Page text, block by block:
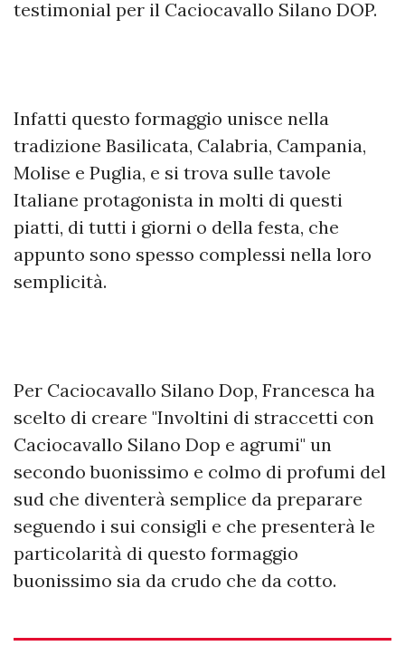
testimonial per il Caciocavallo Silano DOP.
Infatti questo formaggio unisce nella
tradizione Basilicata, Calabria, Campania,
Molise e Puglia, e si trova sulle tavole
Italiane protagonista in molti di questi
piatti, di tutti i giorni o della festa, che
appunto sono spesso complessi nella loro
semplicità.
Per Caciocavallo Silano Dop, Francesca ha
scelto di creare "Involtini di straccetti con
Caciocavallo Silano Dop e agrumi" un
secondo buonissimo e colmo di profumi del
sud che diventerà semplice da preparare
seguendo i sui consigli e che presenterà le
particolarità di questo formaggio
buonissimo sia da crudo che da cotto.